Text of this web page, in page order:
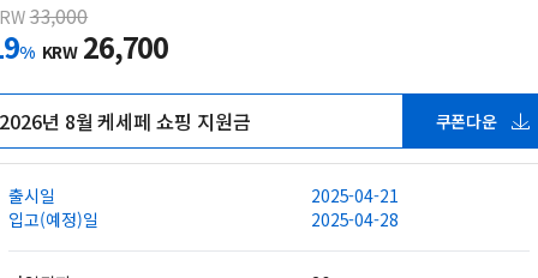
33,000
% KRW 26,700
2026년 8월 케세페 쇼핑 지원금 쿠폰다운
출시일
2025-04-21
입고(예정)일
2025-04-28